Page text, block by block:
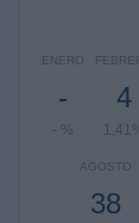
ENERO
-
- %
4
1,41%
AGOSTO
38